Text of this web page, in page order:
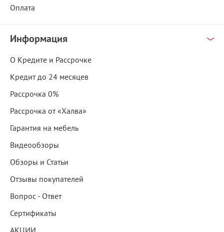
Оплата
Информация
О Кредите и Рассрочке
Кредит до 24 месяцев
Рассрочка 0%
Рассрочка от «Халва»
Гарантия на мебель
Видеообзоры
Обзоры и Статьи
Отзывы покупателей
Вопрос - Ответ
Сертификаты